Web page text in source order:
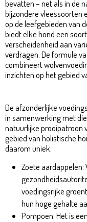
bevatten – net als in de
bijzondere vleessoorten
op de leefgebieden van
biedt elke hond een
verscheidenheid aan
verdragen. De formule
combineert
inzichten op het gebied
De afzonderlijke
in samenwerking met
natuurlijke prooipatroon
gebied van holistische
daarom uniek.
Zoete aardappelen:
voedingsrijke
hun hoge gehalte
Pompoen: Het is